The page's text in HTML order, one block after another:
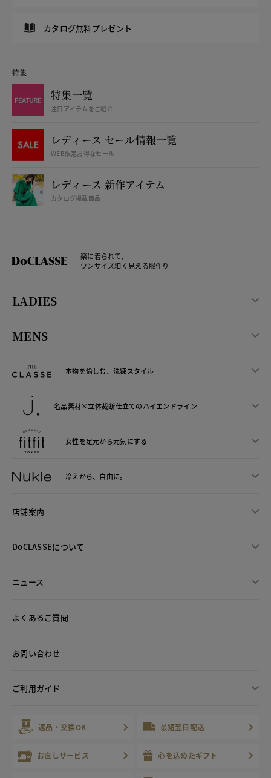
カタログ無料プレゼント
特集
特集一覧
注目アイテムをご紹介
レディース セール情報一覧
WEB限定お得なセール
レディース 新作アイテム
カタログ掲載商品
楽に着られて、
ワンサイズ細く見える服作り
LADIES
MENS
本物を愉しむ、洗練スタイル
名品素材×立体裁断仕立てのハイエンドライン
女性を足元から元気にする
冷えから、 自由に。
店舗案内
DoCLASSEについて
ニュース
よくあるご質問
お問い合わせ
ご利用ガイド
返品・交換OK 最短翌日配送
お直しサービス 心を込めたギフト